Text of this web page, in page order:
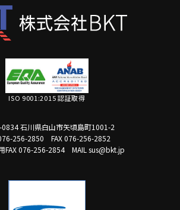
ISO 9001:2015 認証取得
0834 石川県白山市矢頃島町1001-2
256-2850
FAX 076-256-2852
FAX 076-256-2854
MAIL sus@bkt.jp